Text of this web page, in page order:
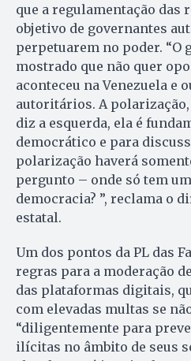
que a regulamentação das
objetivo de governantes
perpetuarem no poder. “O
mostrado que não quer
aconteceu na Venezuela e
autoritários. A
diz a esquerda, ela é
democrático e para
polarização haverá
pergunto – onde só tem
democracia? ”, reclama o
estatal.
Um dos pontos da PL das
regras para a moderação
das plataformas digitais,
com elevadas multas se
“diligentemente para
ilícitas no âmbito de seus